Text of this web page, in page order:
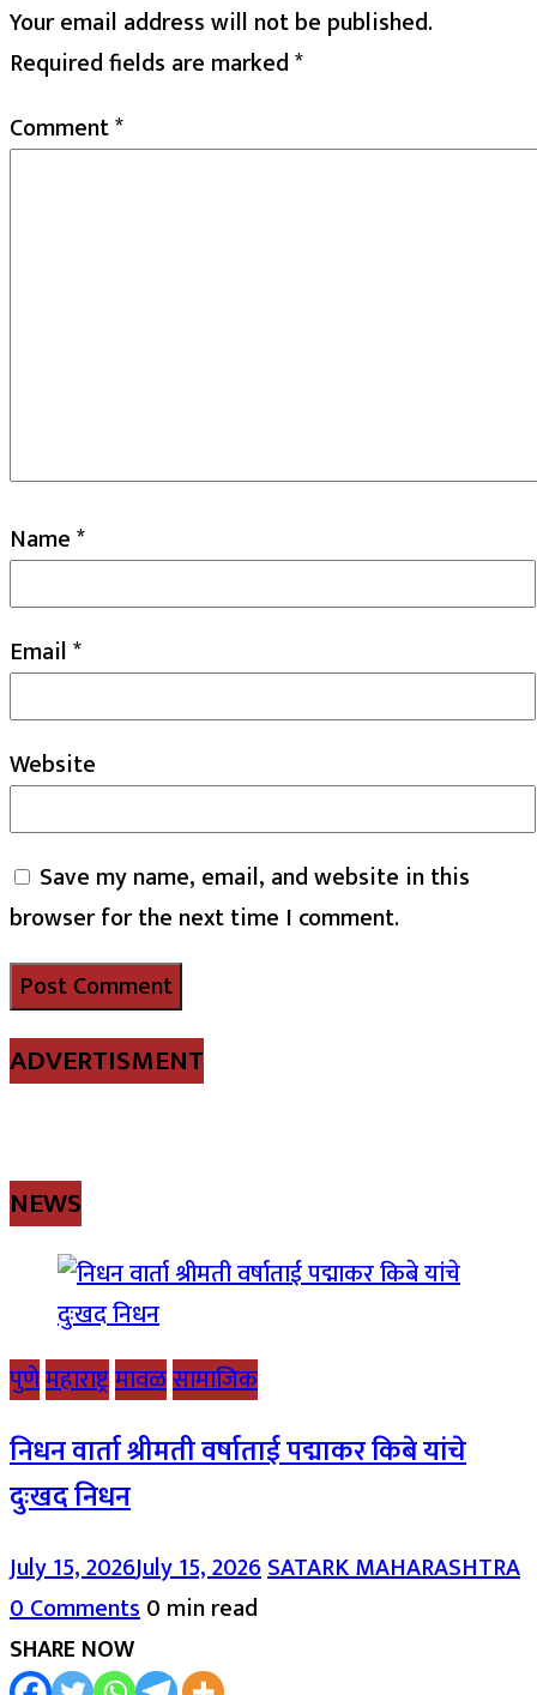
Your email address will not be published.
Required fields are marked*
Comment*
Name*
Email*
Website
Save my name, email, and website in this
browser for the next time I comment.
ADVERTISMENT
NEWS
पुणेमहाराष्ट्रमावळसामाजिक
निधन वार्ता श्रीमती वर्षाताई पद्माकर किबे यांचे
दुःखद निधन
July 15, 2026July 15, 2026SATARK MAHARASHTRA
0 Comments0 min read
SHARE NOW